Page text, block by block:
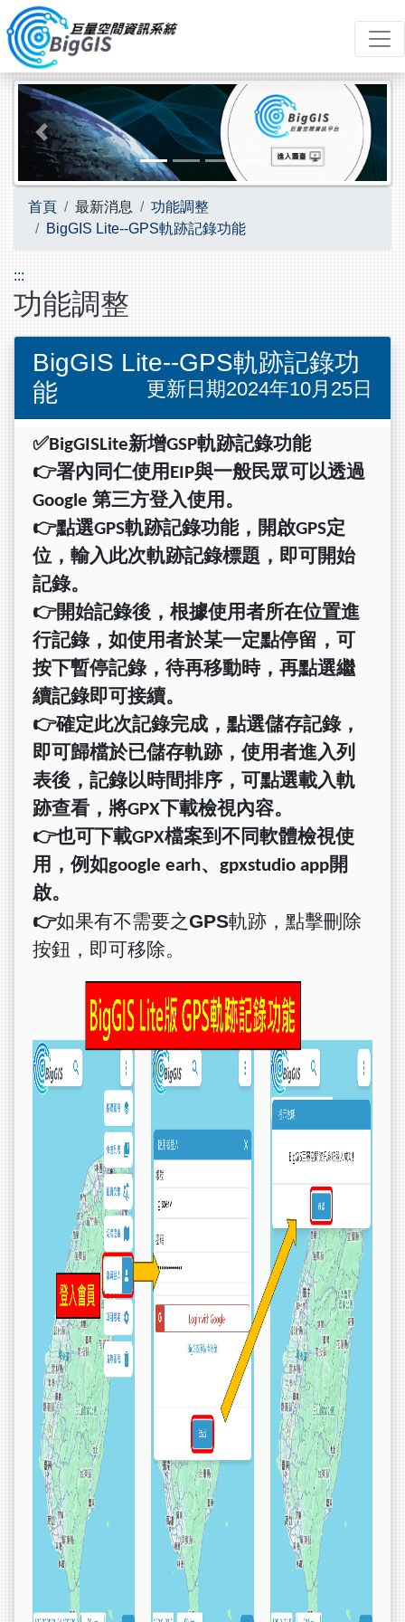
跳到主要內容
Previous Next
首頁 最新消息
功能調整
BigGIS Lite--GPS軌跡記錄功能
:::
功能調整
BigGIS Lite--GPS軌跡記錄功
能
更新日期2024年10月25日
✅BigGISLite新增GSP軌跡記錄功能
👉署內同仁使用EIP與一般民眾可以透過
Google 第三方登入使用。
👉點選GPS軌跡記錄功能，開啟GPS定
位，輸入此次軌跡記錄標題，即可開始
記錄。
👉開始記錄後，根據使用者所在位置進
行記錄，如使用者於某一定點停留，可
按下暫停記錄，待再移動時，再點選繼
續記錄即可接續。
👉確定此次記錄完成，點選儲存記錄，
即可歸檔於已儲存軌跡，使用者進入列
表後，記錄以時間排序，可點選載入軌
跡查看，將GPX 下載檢視內容。
👉也可下載GPX檔案到不同軟體檢視使
用，例如google earh、 gpxstudio app開
啟。
👉如果有不需要之GPS軌跡，點擊刪除
按鈕，即可移除。